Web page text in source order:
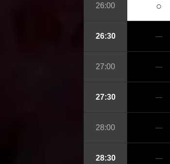
26:00 ○
26:30 ─
27:00 ─
27:30 ─
28:00 ─
28:30 ─